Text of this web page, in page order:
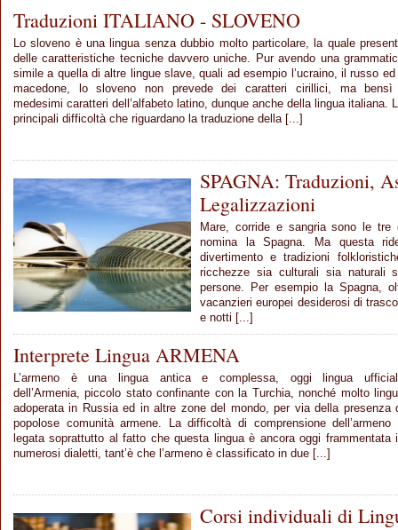
Traduzioni ITALIANO - SLOVENO
Lo sloveno è una lingua senza dubbio molto particolare, la quale
delle caratteristiche tecniche davvero uniche. Pur avendo una
simile a quella di altre lingue slave, quali ad esempio l’ucraino, il russo ed
macedone, lo sloveno non prevede dei caratteri cirillici, ma
medesimi caratteri dell’alfabeto latino, dunque anche della lingua italiana.
principali difficoltà che riguardano la traduzione della [...]
SPAGNA: Traduzioni,
Legalizzazioni
Mare, corride e sangria sono le
nomina la Spagna. Ma questa
divertimento e tradizioni
ricchezze sia culturali sia naturali
persone. Per esempio la Spagna,
vacanzieri europei desiderosi di
e notti [...]
Interprete Lingua ARMENA
L’armeno è una lingua antica e complessa, oggi lingua
dell’Armenia, piccolo stato confinante con la Turchia, nonché molto
adoperata in Russia ed in altre zone del mondo, per via della presenza
popolose comunità armene. La difficoltà di comprensione dell’armeno
legata soprattutto al fatto che questa lingua è ancora oggi frammentata
numerosi dialetti, tant’è che l’armeno è classificato in due [...]
Corsi individuali di